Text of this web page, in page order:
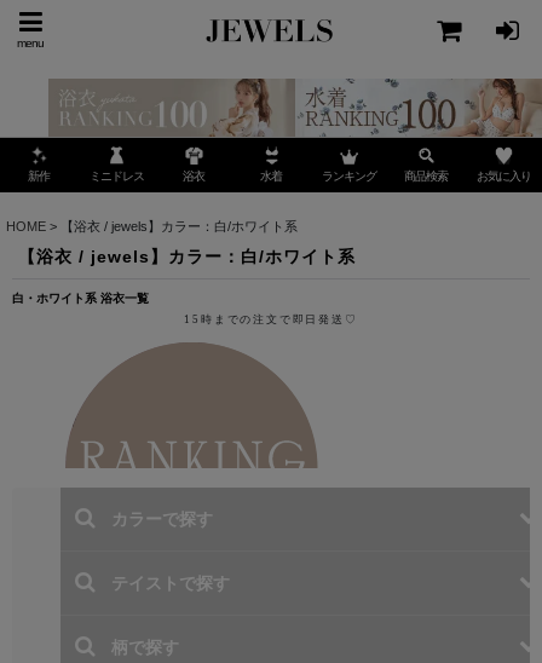
menu
新作 ミニドレス 浴衣 水着 ランキング 商品検索 お気に入り
HOME > 【浴衣 / jewels】カラー：白/ホワイト系
【浴衣 / jewels】カラー：白/ホワイト系
白・ホワイト系 浴衣一覧